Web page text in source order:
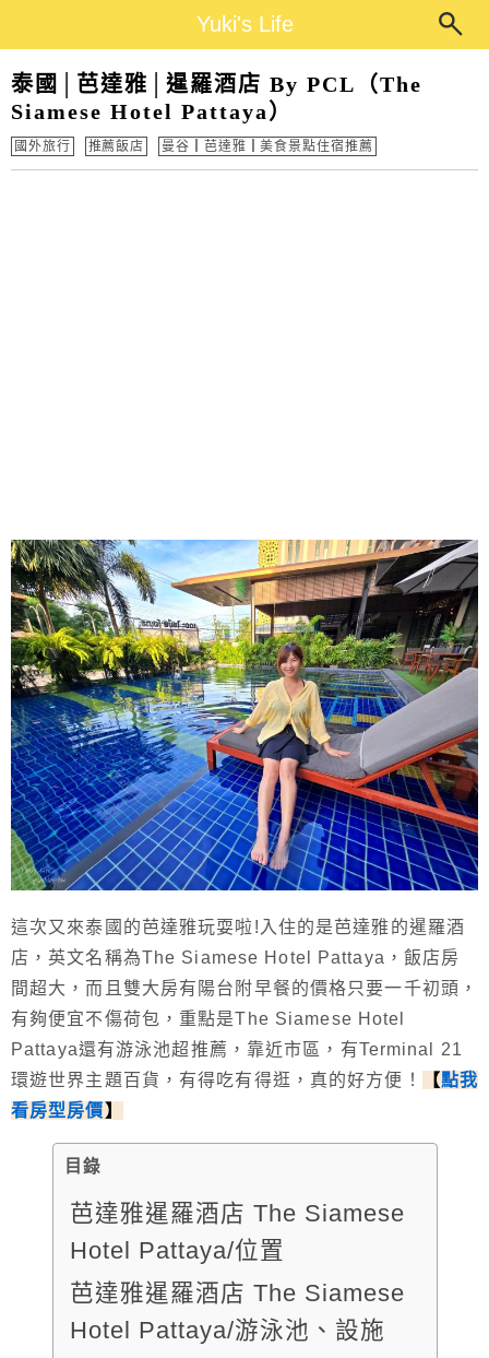
Yuki's Life
泰國│芭達雅│暹羅酒店 By PCL（The
Siamese Hotel Pattaya）
國外旅行 推薦飯店 曼谷┃芭達雅┃美食景點住宿推薦
這次又來泰國的芭達雅玩耍啦!入住的是芭達雅的暹羅酒
店，英文名稱為The Siamese Hotel Pattaya，飯店房
間超大，而且雙大房有陽台附早餐的價格只要一千初頭，
有夠便宜不傷荷包，重點是The Siamese Hotel
Pattaya還有游泳池超推薦，靠近市區，有Terminal 21
環遊世界主題百貨，有得吃有得逛，真的好方便！
【點我
看房型房價】
目錄
芭達雅暹羅酒店 The Siamese
Hotel Pattaya/位置
芭達雅暹羅酒店 The Siamese
Hotel Pattaya/游泳池、設施